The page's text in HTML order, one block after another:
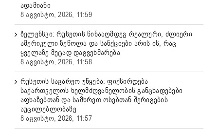
ადამიანი
8 აგვისტო, 2026, 11:59
ზელენსკი: რუსეთის წინააღმდეგ რეალური, ძლიერი
ამერიკული ზეწოლა და სანქციები არის ის, რაც
ყველაზე მეტად დაგვეხმარება
8 აგვისტო, 2026, 11:58
რუსეთის საგარეო უწყება: ფიქსირდება
საქართველოს ხელმძღვანელობის განცხადებები
აფხაზებთან და სამხრეთ ოსებთან შერიგების
აუცილებლობაზე
8 აგვისტო, 2026, 11:57